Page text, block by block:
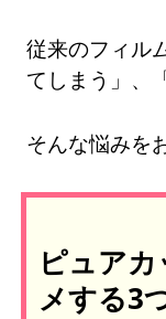
従来のフィル
てしまう」、
そんな悩みを
ピュア
メする3